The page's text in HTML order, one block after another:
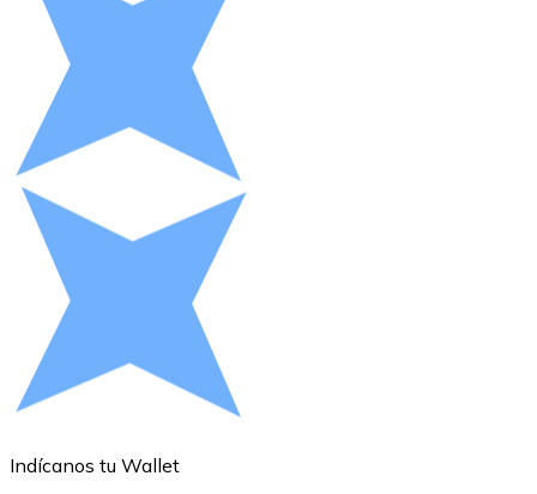
Efectivo
Compra criptomonedas con efectivo en tu tienda más
Comprar con efectivo
Transferencia SEPA
Añade fondos a tu cuenta Bitnovo o realiza compras
Comprar con Transferencia
Tarjeta de crédito / débito
Utiliza tarjetas Visa y Mastercard para comprar
Tienda - Tarjetas regalo
Indícanos tu Wallet